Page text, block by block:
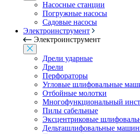
Насосные станции
Погружные насосы
Садовые насосы
Электроинструмент
Электроинструмент
Дрели ударные
Дрели
Перфораторы
Угловые шлифовальные
Отбойные молотки
Многофункциональный
Пилы сабельные
Эксцентриковые
Дельташлифовальные